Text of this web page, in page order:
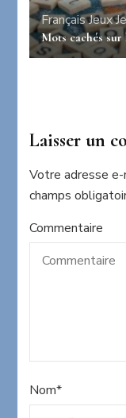
FrançaisJeux
Mots cachés sur
Laisser un
Votre adresse
champs
Commentaire
Nom*